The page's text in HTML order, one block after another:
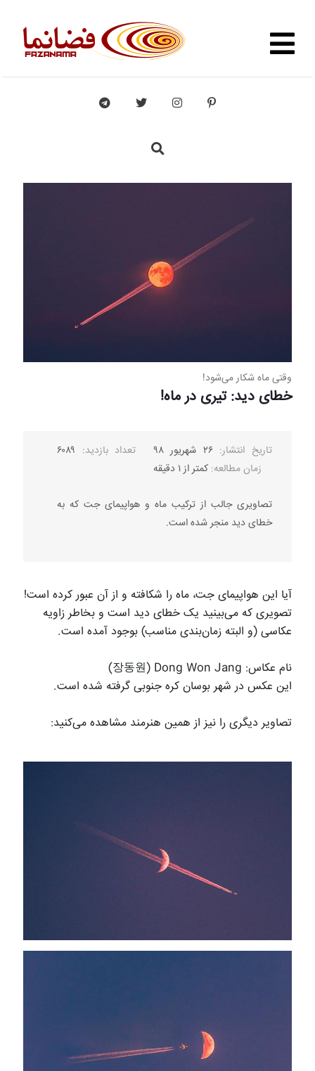
وقتی ماه شکار می‌شود!
خطای دید: تیری در ماه!
تاریخ انتشار:۲۶ شهریور ۹۸ تعداد بازدید: ۶۰۸۹
زمان مطالعه: کمتر از ۱ دقیقه
تصاویری جالب از ترکیب ماه و هواپیمای جت که به
خطای دید منجر شده است.
آیا این هواپیمای جت، ماه را شکافته و از آن عبور کرده است!
تصویری که می‌بینید یک خطای دید است و بخاطر زاویه
عکاسی (و البته زمان‌بندی مناسب) بوجود آمده است.
نام عکاس: Dong Won Jang
(
장동원
)
این عکس در شهر بوسان کره جنوبی گرفته شده است.
تصاویر دیگری را نیز از همین هنرمند مشاهده می‌کنید: